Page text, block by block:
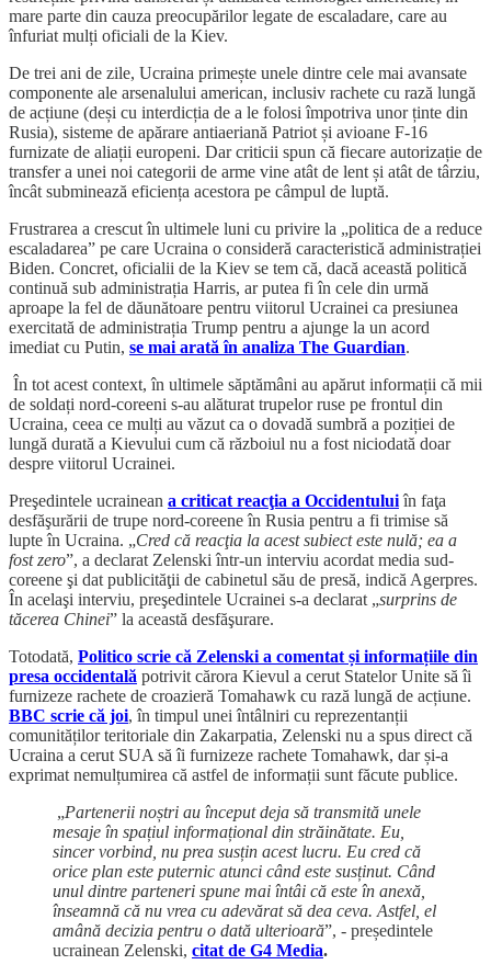
mare parte din cauza preocupărilor legate de escaladare, care au
înfuriat mulți oficiali de la Kiev.
De trei ani de zile, Ucraina primește unele dintre cele mai avansate
componente ale arsenalului american, inclusiv rachete cu rază lungă
de acțiune (deși cu interdicția de a le folosi împotriva unor ținte din
Rusia), sisteme de apărare antiaeriană Patriot și avioane F-16
furnizate de aliații europeni. Dar criticii spun că fiecare autorizație de
transfer a unei noi categorii de arme vine atât de lent și atât de târziu,
încât subminează eficiența acestora pe câmpul de luptă.
Frustrarea a crescut în ultimele luni cu privire la „politica de a reduce
escaladarea” pe care Ucraina o consideră caracteristică administrației
Biden. Concret, oficialii de la Kiev se tem că, dacă această politică
continuă sub administrația Harris, ar putea fi în cele din urmă
aproape la fel de dăunătoare pentru viitorul Ucrainei ca presiunea
exercitată de administrația Trump pentru a ajunge la un acord
imediat cu Putin, se mai arată în analiza The Guardian.
În tot acest context, în ultimele săptămâni au apărut informații că mii
de soldați nord-coreeni s-au alăturat trupelor ruse pe frontul din
Ucraina, ceea ce mulți au văzut ca o dovadă sumbră a poziției de
lungă durată a Kievului cum că războiul nu a fost niciodată doar
despre viitorul Ucrainei.
Preşedintele ucrainean a criticat reacţia a Occidentuluiîn faţa
desfăşurării de trupe nord-coreene în Rusia pentru a fi trimise să
lupte în Ucraina. „Cred că reacţia la acest subiect este nulă; ea a
fost zero”, a declarat Zelenski într-un interviu acordat media sud-
coreene şi dat publicităţii de cabinetul său de presă, indică Agerpres.
În acelaşi interviu, preşedintele Ucrainei s-a declarat „surprins de
tăcerea Chinei” la această desfăşurare.
Totodată, Politico scrie că Zelenski a comentat și informațiile din
presa occidentală potrivit cărora Kievul a cerut Statelor Unite să îi
furnizeze rachete de croazieră Tomahawk cu rază lungă de acțiune.
BBC scrie că joi, în timpul unei întâlniri cu reprezentanții
comunităților teritoriale din Zakarpatia, Zelenski nu a spus direct că
Ucraina a cerut SUA să îi furnizeze rachete Tomahawk, dar și-a
exprimat nemulțumirea că astfel de informații sunt făcute publice.
„Partenerii noștri au început deja să transmită unele
mesaje în spațiul informațional din străinătate. Eu,
sincer vorbind, nu prea susțin acest lucru. Eu cred că
orice plan este puternic atunci când este susținut. Când
unul dintre parteneri spune mai întâi că este în anexă,
înseamnă că nu vrea cu adevărat să dea ceva. Astfel, el
amână decizia pentru o dată ulterioară”, - președintele
ucrainean Zelenski, citat de G4 Media.